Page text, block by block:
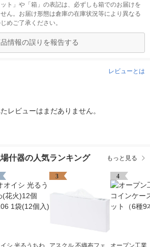
ト」や「箱」の表記は、必ずしも箱でのお届けを
ん。お届け形態は倉庫の在庫状況等により異なる
めご了承ください。
情報の誤りを報告する
レビューとは
レビューはまだありません。
什器の人気ランキング もっと見る
3 4